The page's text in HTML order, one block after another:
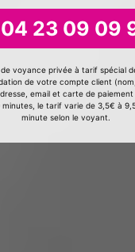
23 09 09
voyance privée à tarif spécial
de votre compte client
email et carte de
minutes, le tarif varie de 3,5€ à
minute selon le voyant.